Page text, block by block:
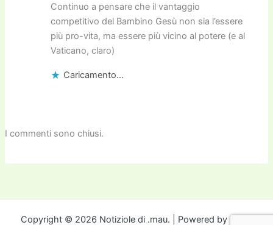
Continuo a pensare che il vantaggio
competitivo del Bambino Gesù non sia l’essere
più pro-vita, ma essere più vicino al potere (e al
Vaticano, claro)
Caricamento...
I commenti sono chiusi.
Copyright © 2026 Notiziole di .mau. | Powered by Tema